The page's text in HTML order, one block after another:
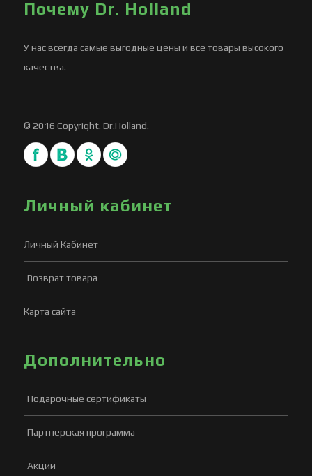
Почему Dr. Holland
У нас всегда самые выгодные цены и все товары высокого
качества.
© 2016 Copyright. Dr.Holland.
Личный кабинет
Личный Кабинет
Возврат товара
Карта сайта
Дополнительно
Подарочные сертификаты
Партнерская программа
Акции